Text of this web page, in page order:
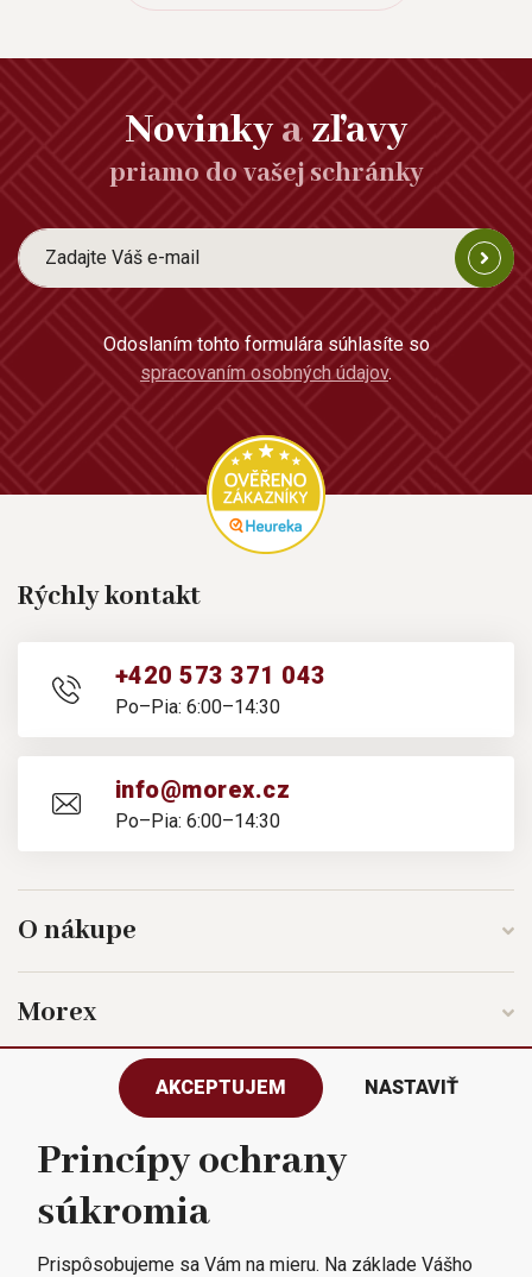
Novinkyazľavy
priamo do vašej schránky
Odoslaním tohto formulára súhlasíte so
spracovaním osobných údajov.
Rýchly kontakt
+420 573 371 043
Po–Pia: 6:00–14:30
info@morex.cz
Po–Pia: 6:00–14:30
O nákupe
Morex
Sledujte nás
Všetky práva vyhradené © 2023
Morex, spol. s r.o.
AKCEPTUJEM NASTAVIŤ
Princípy ochrany
súkromia
Prispôsobujeme sa Vám na mieru. Na základe Vášho